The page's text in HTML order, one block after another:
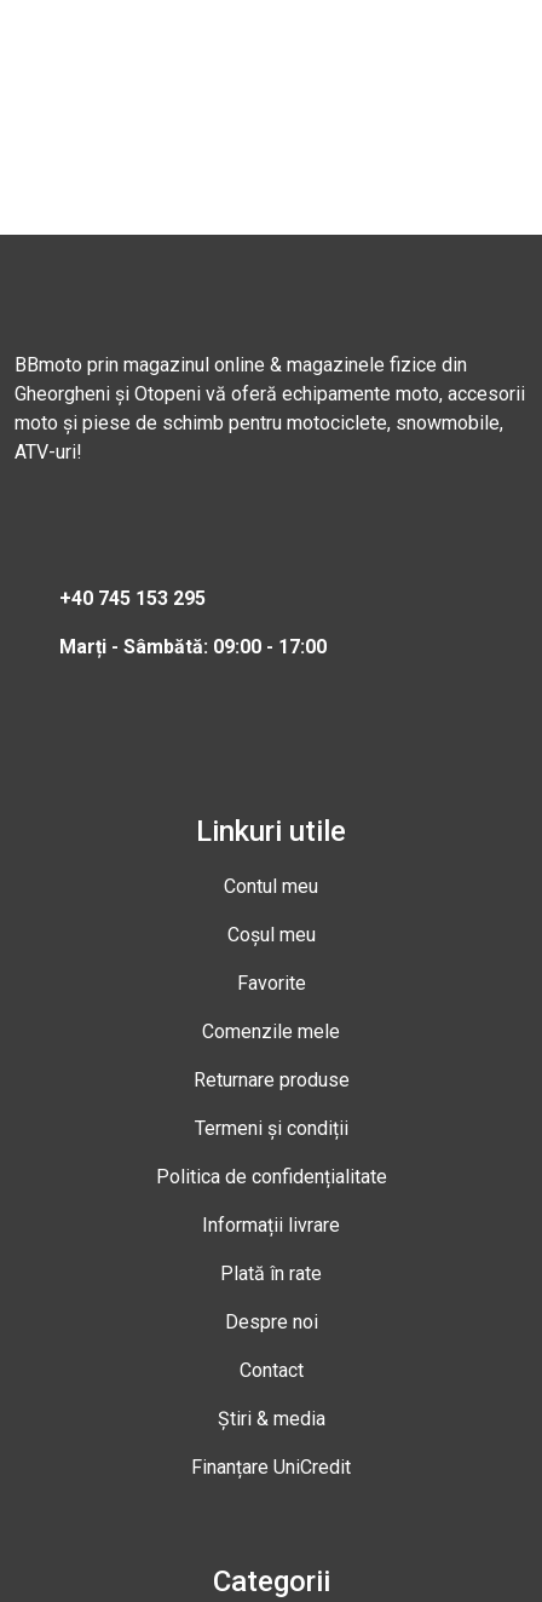
BBmoto prin magazinul online & magazinele fizice din
Gheorgheni și Otopeni vă oferă echipamente moto, accesorii
moto și piese de schimb pentru motociclete, snowmobile,
ATV-uri!
+40 745 153 295
Marți - Sâmbătă: 09:00 - 17:00
Linkuri utile
Contul meu
Coșul meu
Favorite
Comenzile mele
Returnare produse
Termeni și condiții
Politica de confidențialitate
Informații livrare
Plată în rate
Despre noi
Contact
Știri & media
Finanțare UniCredit
Categorii